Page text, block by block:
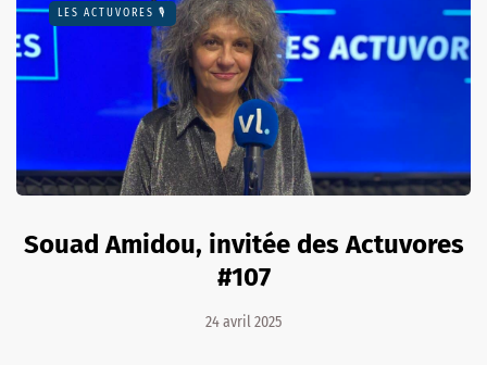
LES ACTUVORES 🎙
Souad Amidou, invitée des Actuvores
#107
24 avril 2025